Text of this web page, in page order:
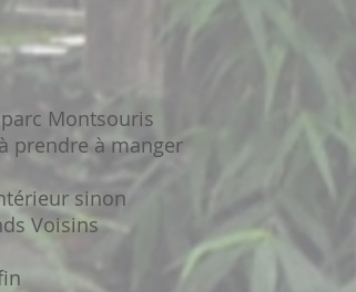
Montsouris
prendre à manger
sinon
Voisins